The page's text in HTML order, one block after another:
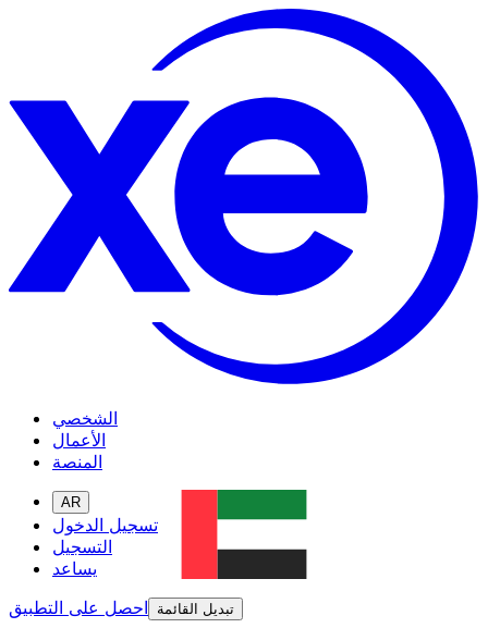
الشخصي
الأعمال
المنصة
AR
تسجيل الدخول
التسجيل
يساعد
احصل على التطبيق
تبديل القائمة